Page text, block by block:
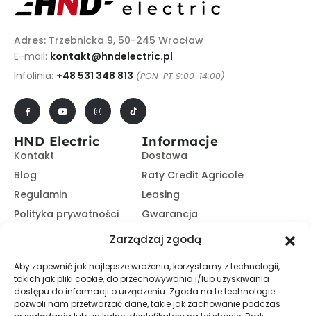
Zarządzaj zgodą
Aby zapewnić jak najlepsze wrażenia, korzystamy z technologii,
takich jak pliki cookie, do przechowywania i/lub uzyskiwania
dostępu do informacji o urządzeniu. Zgoda na te technologie
pozwoli nam przetwarzać dane, takie jak zachowanie podczas
Adres: Trzebnicka 9, 50-245 Wrocław
E-mail: kontakt@hndelectric.pl
Infolinia: +48 531 348 813 (PON-PT 9:00-14:00)
HND Electric
Kontakt
Blog
Regulamin
Polityka prywatności
Informacje
Dostawa
Raty Credit Agricole
Leasing
Gwarancja
14 dni na zwrot
Program partnerski
Zasubskrybuj nasz Newsletter